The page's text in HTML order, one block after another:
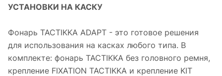
УСТАНОВКИ НА КАСКУ
Фонарь TACTIKKA ADAPT - это готовое решения
для использования на касках любого типа. В
комплекте: фонарь TACTIKKA без головного ремня,
крепление FIXATION TACTIKKA и крепление KIT